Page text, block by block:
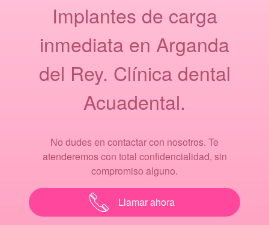
Implantes de carga
inmediata en Arganda
del Rey. Clínica dental
Acuadental.
No dudes en contactar con nosotros. Te
atenderemos con total confidencialidad, sin
compromiso alguno.
Llamar ahora